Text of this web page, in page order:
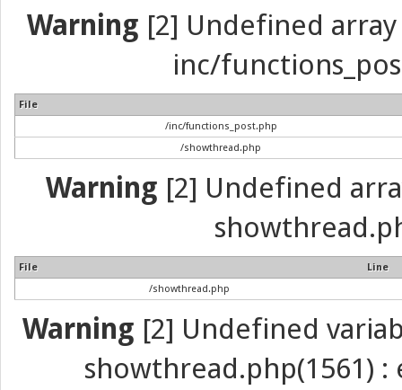
Warning [2] Undefined
inc/
File
/inc/functions_post.php
/showthread.php
Warning [2] Undefined
File
Line
/showthread.php
Warning [2] Undefined
showthread.php(1561) :